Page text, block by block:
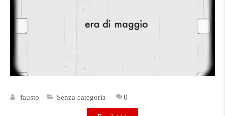
fausto Senza categoria 0